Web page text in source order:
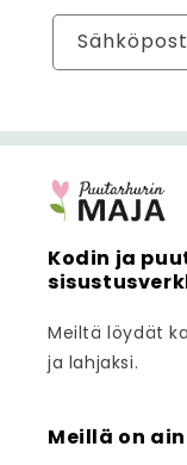
Kodin ja
Meiltä löydät
ja lahjaksi.
Meillä on